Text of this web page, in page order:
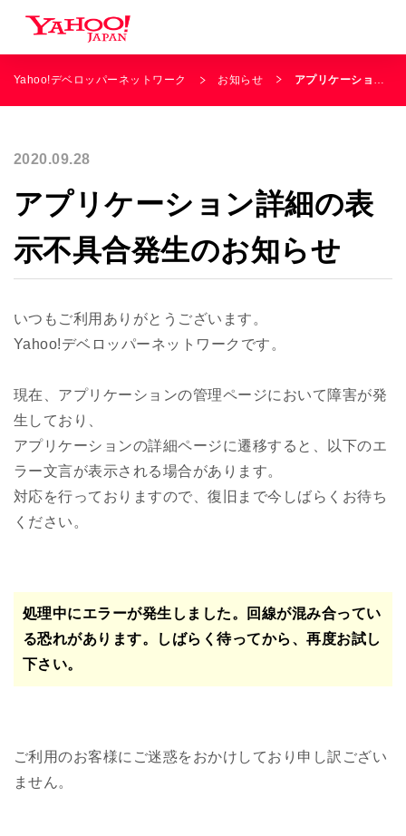
Yahoo!デベロッパーネットワーク お知らせ アプリケーション詳細の表示不具合発生のお知らせ
2020.09.28
アプリケーション詳細の表
示不具合発生のお知らせ
いつもご利用ありがとうございます。
Yahoo!デベロッパーネットワークです。
現在、アプリケーションの管理ページにおいて障害が発
生しており、
アプリケーションの詳細ページに遷移すると、以下のエ
ラー文言が表示される場合があります。
対応を行っておりますので、復旧まで今しばらくお待ち
ください。
処理中にエラーが発生しました。回線が混み合ってい
る恐れがあります。しばらく待ってから、再度お試し
下さい。
ご利用のお客様にご迷惑をおかけしており申し訳ござい
ません。